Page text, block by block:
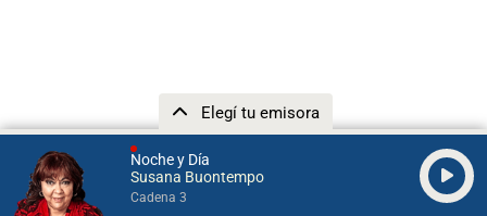
Noche y Día
Susana Buontempo
Cadena 3
Elegí tu emisora